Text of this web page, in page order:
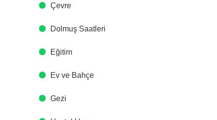
Çevre
Dolmuş Saatleri
Eğitim
Ev ve Bahçe
Gezi